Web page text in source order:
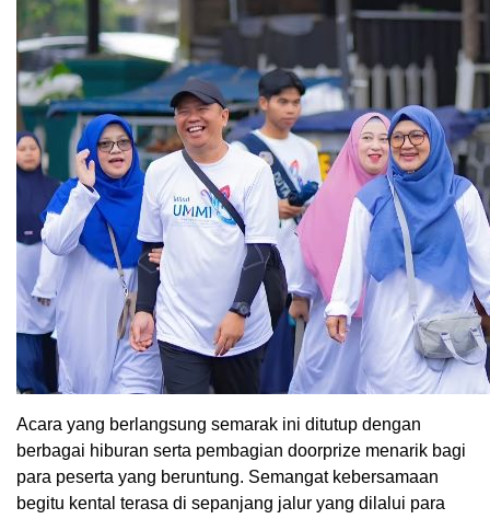
Acara yang berlangsung semarak ini ditutup dengan
berbagai hiburan serta pembagian doorprize menarik bagi
para peserta yang beruntung. Semangat kebersamaan
begitu kental terasa di sepanjang jalur yang dilalui para